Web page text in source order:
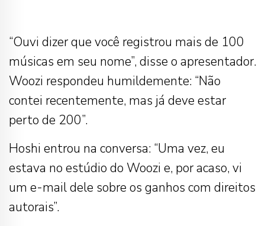
“Ouvi dizer que você registrou mais de 100
músicas em seu nome”, disse o apresentador.
Woozi respondeu humildemente: “Não
contei recentemente, mas já deve estar
perto de 200”.
Hoshi entrou na conversa: “Uma vez, eu
estava no estúdio do Woozi e, por acaso, vi
um e-mail dele sobre os ganhos com direitos
autorais”.